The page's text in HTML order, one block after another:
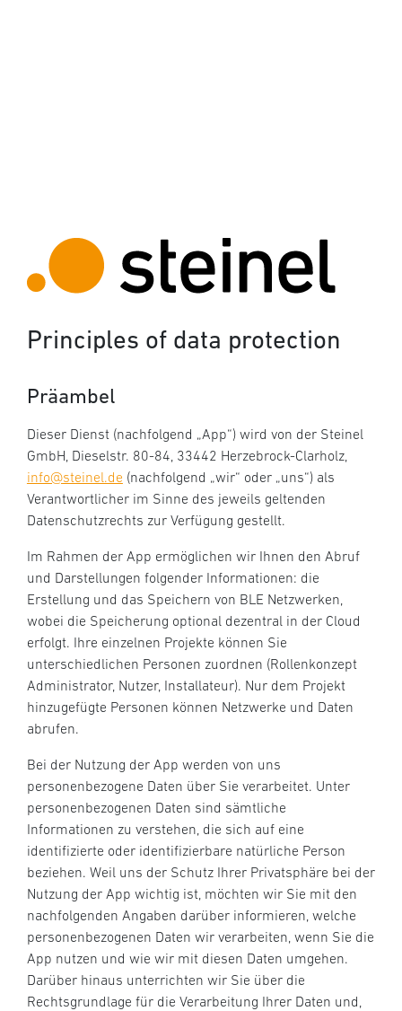
Principles of data protection
Präambel
Dieser Dienst (nachfolgend „App“) wird von der Steinel
GmbH, Dieselstr. 80-84, 33442 Herzebrock-Clarholz,
info@steinel.de (nachfolgend „wir“ oder „uns“) als
Verantwortlicher im Sinne des jeweils geltenden
Datenschutzrechts zur Verfügung gestellt.
Im Rahmen der App ermöglichen wir Ihnen den Abruf
und Darstellungen folgender Informationen: die
Erstellung und das Speichern von BLE Netzwerken,
wobei die Speicherung optional dezentral in der Cloud
erfolgt. Ihre einzelnen Projekte können Sie
unterschiedlichen Personen zuordnen (Rollenkonzept
Administrator, Nutzer, Installateur). Nur dem Projekt
hinzugefügte Personen können Netzwerke und Daten
abrufen.
Bei der Nutzung der App werden von uns
personenbezogene Daten über Sie verarbeitet. Unter
personenbezogenen Daten sind sämtliche
Informationen zu verstehen, die sich auf eine
identifizierte oder identifizierbare natürliche Person
beziehen. Weil uns der Schutz Ihrer Privatsphäre bei der
Nutzung der App wichtig ist, möchten wir Sie mit den
nachfolgenden Angaben darüber informieren, welche
personenbezogenen Daten wir verarbeiten, wenn Sie die
App nutzen und wie wir mit diesen Daten umgehen.
Darüber hinaus unterrichten wir Sie über die
Rechtsgrundlage für die Verarbeitung Ihrer Daten und,